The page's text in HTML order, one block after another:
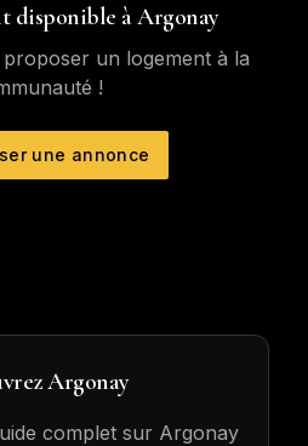
disponible àArgonay
un logement à la
!
une annonce
Argonay
complet sur Argonay